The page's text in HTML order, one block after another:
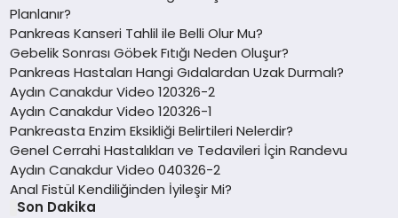
Planlanır?
Pankreas Kanseri Tahlil ile Belli Olur Mu?
Gebelik Sonrası Göbek Fıtığı Neden Oluşur?
Pankreas Hastaları Hangi Gıdalardan Uzak Durmalı?
Aydın Canakdur Video 120326-2
Aydın Canakdur Video 120326-1
Pankreasta Enzim Eksikliği Belirtileri Nelerdir?
Genel Cerrahi Hastalıkları ve Tedavileri İçin Randevu
Aydın Canakdur Video 040326-2
Anal Fistül Kendiliğinden İyileşir Mi?
Son Dakika